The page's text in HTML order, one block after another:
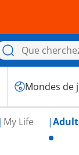
Mondes de
My Life